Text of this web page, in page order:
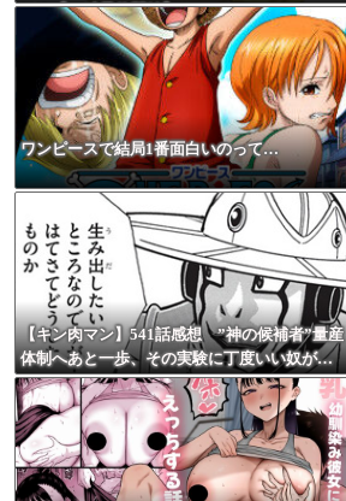
デル【13時予約開始】
ワンピースで結局1番面白いのって…
【キン肉マン】541話感想 ”神の候補者”量産
体制へあと一歩、その実験に丁度いい奴が…